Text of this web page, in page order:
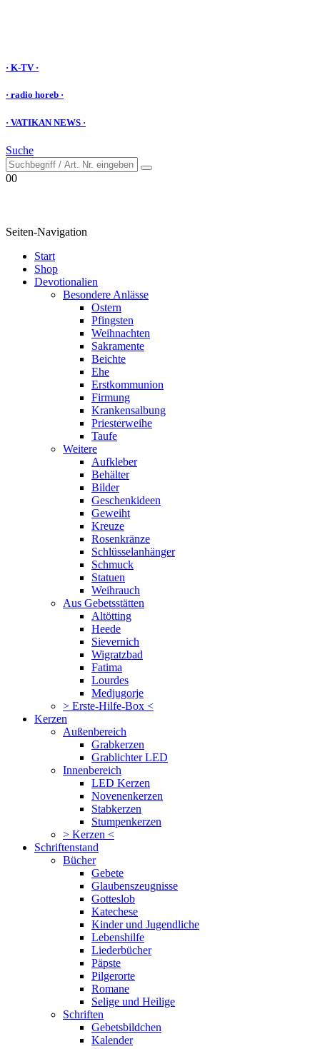
· K-TV ·
· radio horeb ·
· VATIKAN NEWS ·
Suche
00
Seiten-Navigation
Start
Shop
Devotionalien
Besondere Anlässe
Ostern
Pfingsten
Weihnachten
Sakramente
Beichte
Ehe
Erstkommunion
Firmung
Krankensalbung
Priesterweihe
Taufe
Weitere
Aufkleber
Behälter
Bilder
Geschenkideen
Geweiht
Kreuze
Rosenkränze
Schlüsselanhänger
Schmuck
Statuen
Weihrauch
Aus Gebetsstätten
Altötting
Heede
Sievernich
Wigratzbad
Fatima
Lourdes
Medjugorje
> Erste-Hilfe-Box <
Kerzen
Außenbereich
Grabkerzen
Grablichter LED
Innenbereich
LED Kerzen
Novenenkerzen
Stabkerzen
Stumpenkerzen
> Kerzen <
Schriftenstand
Bücher
Gebete
Glaubenszeugnisse
Gotteslob
Katechese
Kinder und Jugendliche
Lebenshilfe
Liederbücher
Päpste
Pilgerorte
Romane
Selige und Heilige
Schriften
Gebetsbildchen
Kalender